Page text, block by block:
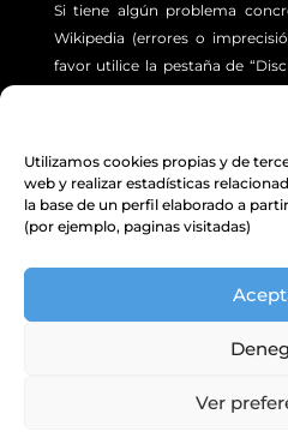
Utilizamos cookies propias y de
web y realizar estadísticas
la base de un perfil elaborado a
(por ejemplo, paginas visitadas)
Ver
Si tiene algún problema
Wikipedia (errores o
favor utilice la pestaña de
Aviso Legal,Protección
cookies
este sitio web está bajo una
| Asociación de Utilidad Pública